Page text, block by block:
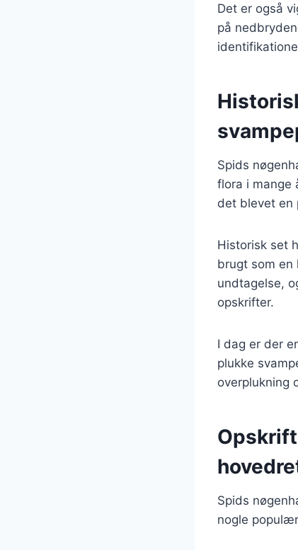
Det er også
på
Spids
flora i mange
det blevet
Historisk set
brugt som en
undtagelse,
opskrifter.
I dag er der
plukke
overplukning
Spids
nogle